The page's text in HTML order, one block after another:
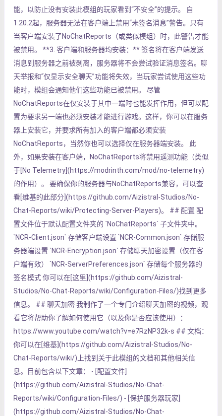
能，以防止没有安装此模组的玩家看到“不安全”的提示。 自
1.20.2起，服务器无法在客户端上禁用“未签名消息”警告。只有
当客户端安装了NoChatReports（或类似模组）时，此警告才能
被禁用。 **3. 客户端和服务器均安装：** 签名将在客户端发送
消息到服务器之前被剥离，服务器将不会尝试验证消息签名。聊
天举报和“仅显示安全聊天”功能将失效，当玩家尝试使用这些功
能时，模组会通知他们这些功能已被禁用。 尽管
NoChatReports在仅安装于其中一端时也能发挥作用，但可以配
置为要求另一端也必须安装才能进行游戏。这样，你可以在服务
器上安装它，并要求所有加入的客户端都必须安装
NoChatReports，当然你也可以选择仅在服务器端安装。 此
外，如果安装在客户端，NoChatReports将禁用遥测功能（类似
于[No Telemetry](https://modrinth.com/mod/no-telemetry)
的作用）。 要确保你的服务器与NoChatReports兼容，可以查
看[维基的此部分](https://github.com/Aizistral-Studios/No-
Chat-Reports/wiki/Protecting-Server-Players)。 ## 配置 配
置文件位于默认配置文件夹的 `NoChatReports` 子文件夹中。
`NCR-Client.json` 存储客户端设置 `NCR-Common.json` 存储服
务器端设置 `NCR-Encryption.json` 存储聊天加密设置（仅在客
户端有效） `NCR-ServerPreferences.json` 存储每个服务器的
签名模式 你可以在[这里](https://github.com/Aizistral-
Studios/No-Chat-Reports/wiki/Configuration-Files/)找到更多
信息。 ## 聊天加密 我制作了一个专门介绍聊天加密的视频，观
看它将帮助你了解如何使用它（以及你是否应该使用）：
https://www.youtube.com/watch?v=e7RzNP32k-s ## 文档：
你可以在[维基](https://github.com/Aizistral-Studios/No-
Chat-Reports/wiki/)上找到关于此模组的文档和其他相关信
息。目前包含以下文章： - [配置文件]
(https://github.com/Aizistral-Studios/No-Chat-
Reports/wiki/Configuration-Files/) - [保护服务器玩家]
(https://github.com/Aizistral-Studios/No-Chat-